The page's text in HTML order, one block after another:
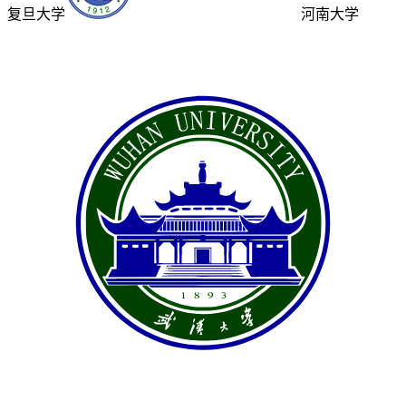
复旦大学 河南大学